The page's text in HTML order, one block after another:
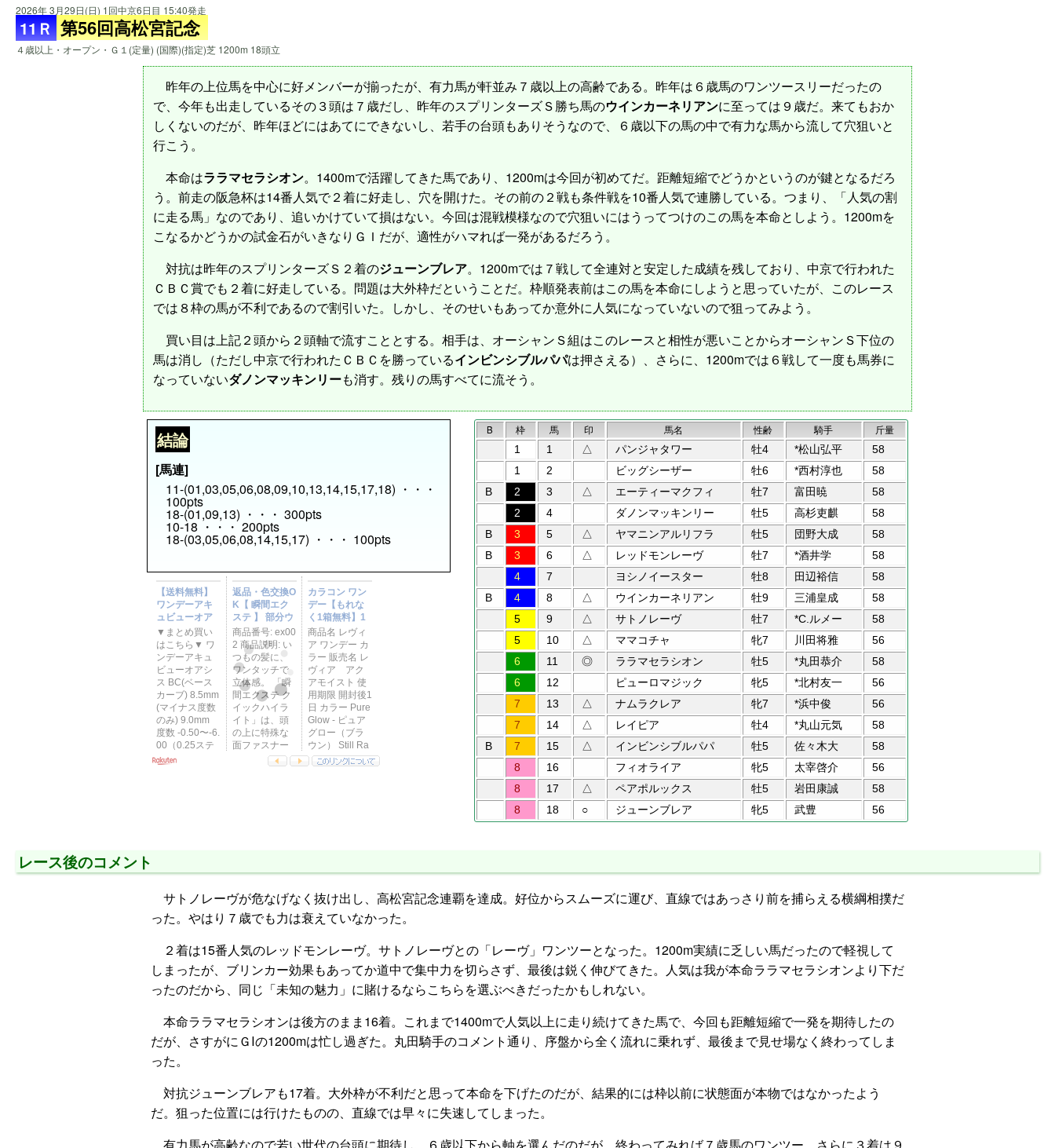
2026年 3月29日(日) 1回中京6日目 15:40発走
11Ｒ 第56回高松宮記念
４歳以上・オープン・Ｇ１(定量) (国際)(指定)芝 1200m 18頭立
昨年の上位馬を中心に好メンバーが揃ったが、有力馬が軒並み７歳以上の高齢である。昨年は６歳馬のワンツースリーだったの
で、今年も出走しているその３頭は７歳だし、昨年のスプリンターズＳ勝ち馬のウインカーネリアンに至っては９歳だ。来てもおか
しくないのだが、昨年ほどにはあてにできないし、若手の台頭もありそうなので、６歳以下の馬の中で有力な馬から流して穴狙いと
行こう。
本命はララマセラシオン。1400mで活躍してきた馬であり、1200mは今回が初めてだ。距離短縮でどうかというのが鍵となるだろ
う。前走の阪急杯は14番人気で２着に好走し、穴を開けた。その前の２戦も条件戦を10番人気で連勝している。つまり、「人気の割
に走る馬」なのであり、追いかけていて損はない。今回は混戦模様なので穴狙いにはうってつけのこの馬を本命としよう。1200mを
こなるかどうかの試金石がいきなりＧＩだが、適性がハマれば一発があるだろう。
対抗は昨年のスプリンターズＳ２着のジューンブレア。1200mでは７戦して全連対と安定した成績を残しており、中京で行われた
ＣＢＣ賞でも２着に好走している。問題は大外枠だということだ。枠順発表前はこの馬を本命にしようと思っていたが、このレース
では８枠の馬が不利であるので割引いた。しかし、そのせいもあってか意外に人気になっていないので狙ってみよう。
買い目は上記２頭から２頭軸で流すこととする。相手は、オーシャンＳ組はこのレースと相性が悪いことからオーシャンＳ下位の
馬は消し（ただし中京で行われたＣＢＣを勝っているインビンシブルパパは押さえる）、さらに、1200mでは６戦して一度も馬券に
なっていないダノンマッキンリーも消す。残りの馬すべてに流そう。
結論
[馬連]
11-(01,03,05,06,08,09,10,13,14,15,17,18) ・・・
100pts
18-(01,09,13) ・・・ 300pts
10-18 ・・・ 200pts
18-(03,05,06,08,14,15,17) ・・・ 100pts
B 枠 馬 印 馬名 性齢 騎手
斤量
1
1 △ パンジャタワー 牡4 *松山弘平
58
1
2 ビッグシーザー 牡6 *西村淳也
58
B
2 3 △ エーティーマクフィ 牡7 富田暁
58
2
4 ダノンマッキンリー 牡5 高杉吏麒
58
B
3 5 △ ヤマニンアルリフラ 牡5 団野大成
58
B
3 6 △ レッドモンレーヴ 牡7 *酒井学
58
4
7 ヨシノイースター 牡8 田辺裕信
58
B
4 8 △ ウインカーネリアン 牡9 三浦皇成
58
5
9 △ サトノレーヴ 牡7 *C.ルメー
58
5
10 △ ママコチャ 牝7 川田将雅
56
6
11 ◎ ララマセラシオン 牡5 *丸田恭介
58
6
12 ピューロマジック 牝5 *北村友一
56
7
13 △ ナムラクレア 牝7 *浜中俊
56
7
14 △ レイピア 牡4 *丸山元気
58
B
7 15 △ インビンシブルパパ 牡5 佐々木大
58
8
16 フィオライア 牝5 太宰啓介
56
8
17 △ ペアポルックス 牡5 岩田康誠
58
8
18 ○ ジューンブレア 牝5 武豊 56
レース後のコメント
サトノレーヴが危なげなく抜け出し、高松宮記念連覇を達成。好位からスムーズに運び、直線ではあっさり前を捕らえる横綱相撲だ
った。やはり７歳でも力は衰えていなかった。
２着は15番人気のレッドモンレーヴ。サトノレーヴとの「レーヴ」ワンツーとなった。1200m実績に乏しい馬だったので軽視して
しまったが、ブリンカー効果もあってか道中で集中力を切らさず、最後は鋭く伸びてきた。人気は我が本命ララマセラシオンより下だ
ったのだから、同じ「未知の魅力」に賭けるならこちらを選ぶべきだったかもしれない。
本命ララマセラシオンは後方のまま16着。これまで1400mで人気以上に走り続けてきた馬で、今回も距離短縮で一発を期待したの
だが、さすがにＧⅠの1200mは忙し過ぎた。丸田騎手のコメント通り、序盤から全く流れに乗れず、最後まで見せ場なく終わってしま
った。
対抗ジューンブレアも17着。大外枠が不利だと思って本命を下げたのだが、結果的には枠以前に状態面が本物ではなかったよう
だ。狙った位置には行けたものの、直線では早々に失速してしまった。